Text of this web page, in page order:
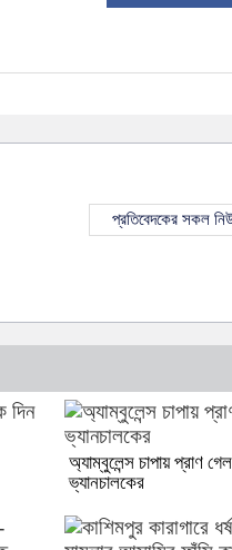
প্রতিবেদকের সকল
অ্যাম্বুলেন্স চাপায় প্রাণ গেল
ভ্যানচালকের